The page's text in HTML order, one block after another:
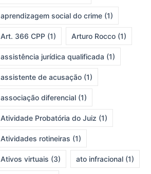
aprendizagem social do crime(1)
Art. 366 CPP(1) Arturo Rocco(1)
assistência jurídica qualificada (1)
assistente de acusação(1)
associação diferencial(1)
Atividade Probatória do Juiz (1)
Atividades rotineiras (1)
Ativos virtuais (3) ato infracional(1)